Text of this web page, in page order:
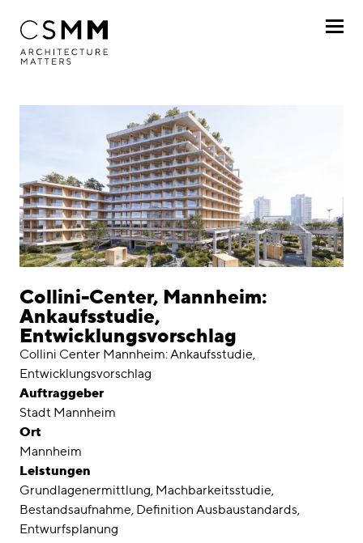
Profil
Projekte
Nach Kunde
Nach Projekt
Chronologisch
Journal
Awards
Karriere
Standorte
linkedininstagram
Collini-Center, Mannheim:
Ankaufsstudie,
Entwicklungsvorschlag
Collini Center Mannheim: Ankaufsstudie,
Entwicklungsvorschlag
Auftraggeber
Stadt Mannheim
Ort
Mannheim
Leistungen
Grundlagenermittlung Machbarkeitsstudie
Bestandsaufnahme Definition Ausbaustandards
Entwurfsplanung